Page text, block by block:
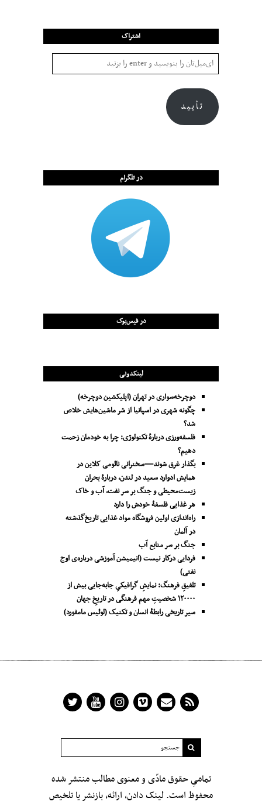
اشتراک
تأیید
در تلگرام
در فیس‌بوک
لینکدونی
دوچرخه‌سواری در تهران (اپلیکشین دوچرخه)
چگونه شهری در اسپانیا از شر ماشین‌هایش خلاص
شد؟
فلسفه‌ورزی دربارهٔ تکنولوژی: چرا به خودمان زحمت
دهیم؟
بگذار غرق شوند—سخنرانی نائومی کلاین در
همایش ادوارد سعید در لندن، دربارۀ بحران
زیست‌محیطی و جنگ بر سر نفت، آب و خاک
هر غذایی فلسفۀ خودش را دارد
راه‌اندازی اولین فروشگاه مواد غذایی تاریخ‌گذشته
در آلمان
جنگ بر سر منابع آب
فردایی درکار نیست (انیمیشن آموزشی درباره‌ی اوج
نفتی)
تلفیقِ فرهنگ: نمایشِ گرافیکیِ جا‌به‌جایی بیش از
۱۲۰۰۰۰ شخصیتِ مهم فرهنگی در تاریخِ جهان
سیر تاریخی رابطۀ انسان و تکنیک (لوئیس مامفورد)
تمامیِ حقوق مادّی و معنوی مطالب منتشر شده
محفوظ است. لینک دادن، ارائه، بازنشر یا تلخیص